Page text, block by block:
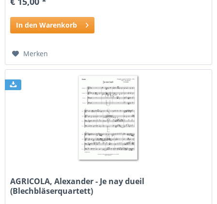
In den Warenkorb
Merken
AGRICOLA, Alexander - Je nay dueil
(Blechbläserquartett)